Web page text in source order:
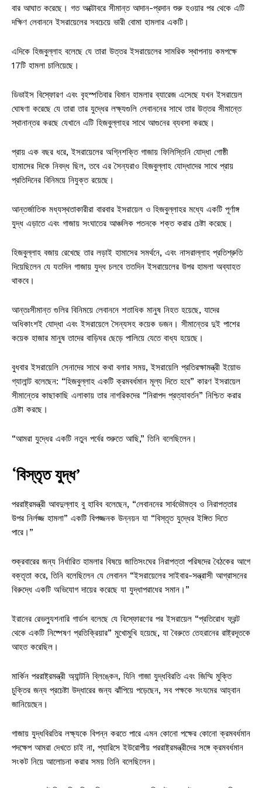
বার আঘাত করেছে। গত অক্টোবরে সীমান্ত আদান-প্রদান শুরু হওয়ার পর থেকে এটি
দক্ষিণ লেবাননে ইসরায়েলের সবচেয়ে ভারী বোমা হামলার একটি।
এদিকে হিজবুল্লাহ বলেছে যে তারা উত্তর ইসরায়েলের সামরিক স্থাপনায় কমপক্ষে
17টি হামলা চালিয়েছে।
ডিভাইস বিস্ফোরণ এবং বৃহস্পতিবার বিমান হামলার ব্যারেজ এসেছে যখন ইসরায়েল
ঘোষণা করেছে যে তারা তার যুদ্ধের লক্ষ্যগুলি লেবাননের সাথে তার উত্তর সীমান্তে
স্থানান্তর করছে যেখানে এটি হিজবুল্লাহর সাথে আগুনের ব্যবসা করছে।
প্রায় এক বছর ধরে, ইসরায়েলের অগ্নিশক্তি গাজায় ফিলিস্তিনি যোদ্ধা গোষ্ঠী
হামাসের দিকে নিবদ্ধ ছিল, তবে এর সৈন্যরাও হিজবুল্লাহ যোদ্ধাদের সাথে প্রায়
প্রতিদিনের বিনিময়ে নিযুক্ত রয়েছে।
আন্তর্জাতিক মধ্যস্থতাকারীরা বারবার ইসরায়েল ও হিজবুল্লাহর মধ্যে একটি পূর্ণাঙ্গ
যুদ্ধ এড়াতে এবং গাজায় সংঘাতের আঞ্চলিক পতনকে শক্ত করার চেষ্টা করেছে।
হিজবুল্লাহ বজায় রেখেছে তার লড়াই হামাসের সমর্থনে, এবং নাসরাল্লাহ প্রতিশ্রুতি
দিয়েছিলেন যে যতদিন গাজায় যুদ্ধ চলবে ততদিন ইসরায়েলের উপর হামলা অব্যাহত
থাকবে।
আন্তঃসীমান্ত গুলির বিনিময়ে লেবাননে শতাধিক মানুষ নিহত হয়েছে, যাদের
অধিকাংশই যোদ্ধা এবং ইসরায়েলে সৈন্যসহ কয়েক ডজন। সীমান্তের দুই পাশের
কয়েক হাজার মানুষ তাদের বাড়িঘর ছেড়ে পালিয়ে যেতে বাধ্য হয়েছে।
বুধবার ইসরায়েলি সেনাদের সাথে কথা বলার সময়, ইসরায়েলি প্রতিরক্ষামন্ত্রী ইয়োভ
গ্যালান্ট বলেছেন: “হিজবুল্লাহ একটি ক্রমবর্ধমান মূল্য দিতে হবে” কারণ ইসরায়েল
সীমান্তের কাছাকাছি এলাকায় তার নাগরিকদের “নিরাপদ প্রত্যাবর্তন” নিশ্চিত করার
চেষ্টা করছে।
“আমরা যুদ্ধের একটি নতুন পর্বের শুরুতে আছি,” তিনি বলেছিলেন।
‘বিস্তৃত যুদ্ধ’
পররাষ্ট্রমন্ত্রী আবদুল্লাহ বু হাবিব বলেছেন, “লেবাননের সার্বভৌমত্ব ও নিরাপত্তার
উপর নির্লজ্জ হামলা” একটি বিপজ্জনক উন্নয়ন যা “বিস্তৃত যুদ্ধের ইঙ্গিত দিতে
পারে।”
শুক্রবারের জন্য নির্ধারিত হামলার বিষয়ে জাতিসংঘের নিরাপত্তা পরিষদের বৈঠকের আগে
বক্তৃতা করে, তিনি বলেছিলেন যে লেবানন “ইসরায়েলের সাইবার-সন্ত্রাসী আগ্রাসনের
বিরুদ্ধে একটি অভিযোগ দায়ের করেছে যা যুদ্ধাপরাধের সমান।”
ইরানের রেভল্যুশনারি গার্ডস বলেছে যে বিস্ফোরণের পর ইসরায়েল “প্রতিরোধ ফ্রন্ট
থেকে একটি নিষ্পেষণ প্রতিক্রিয়ার” মুখোমুখি হয়েছে, যা বৈরুতে তেহরানের রাষ্ট্রদূতকে
আহত করেছিল।
মার্কিন পররাষ্ট্রমন্ত্রী অ্যান্টনি ব্লিঙ্কেন, যিনি গাজা যুদ্ধবিরতি এবং জিম্মি মুক্তি
চুক্তির জন্য প্রচেষ্টা উদ্ধারের জন্য ঝাঁপিয়ে পড়েছেন, সব পক্ষকে সংযমের আহ্বান
জানিয়েছেন।
গাজায় যুদ্ধবিরতির লক্ষ্যকে বিপন্ন করতে পারে এমন কোনো পক্ষের কোনো ক্রমবর্ধমান
পদক্ষেপ আমরা দেখতে চাই না, প্যারিসে ইউরোপীয় পররাষ্ট্রমন্ত্রীদের সঙ্গে ক্রমবর্ধমান
সংকট নিয়ে আলোচনা করার সময় তিনি বলেছিলেন।